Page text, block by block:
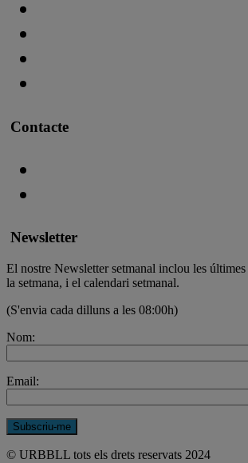
Contacte
Newsletter
El nostre Newsletter setmanal inclou les últimes
la setmana, i el calendari setmanal.
(S'envia cada dilluns a les 08:00h)
Nom:
Email:
© URBBLL tots els drets reservats 2024